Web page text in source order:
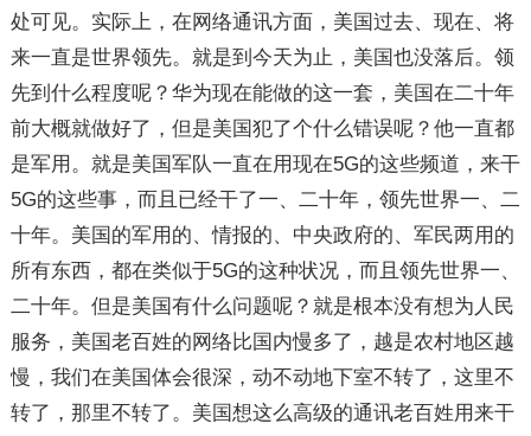
处可见。实际上，在网络通讯方面，美国过去、现在、将
来一直是世界领先。就是到今天为止，美国也没落后。领
先到什么程度呢？华为现在能做的这一套，美国在二十年
前大概就做好了，但是美国犯了个什么错误呢？他一直都
是军用。就是美国军队一直在用现在5G的这些频道，来干
5G的这些事，而且已经干了一、二十年，领先世界一、二
十年。美国的军用的、情报的、中央政府的、军民两用的
所有东西，都在类似于5G的这种状况，而且领先世界一、
二十年。但是美国有什么问题呢？就是根本没有想为人民
服务，美国老百姓的网络比国内慢多了，越是农村地区越
慢，我们在美国体会很深，动不动地下室不转了，这里不
转了，那里不转了。美国想这么高级的通讯老百姓用来干